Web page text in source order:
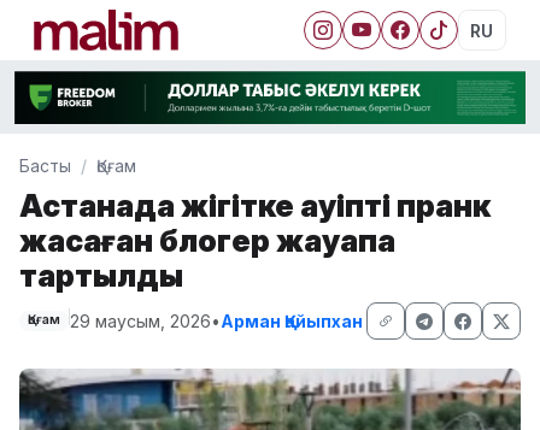
RU
Басты Қоғам
Астанада жігітке қауіпті пранк
жасаған блогер жауапқа
тартылды
Қоғам 29 маусым, 2026•Арман Қайыпхан